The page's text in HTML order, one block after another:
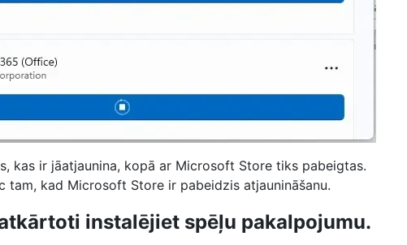
kas ir jāatjaunina, kopā ar Microsoft Store tiks pabeigtas.
tam, kad Microsoft Store ir pabeidzis atjaunināšanu.
instalējiet spēļu pakalpojumu.